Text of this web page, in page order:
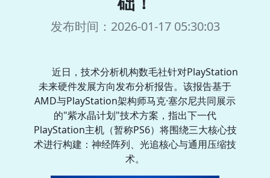
发布时间：2026-01-17 05:30:03
近日，技术分析机构数毛社针对PlayStation
未来硬件发展方向发布分析报告。该报告基于
AMD与PlayStation架构师马克·塞尔尼共同展示
的"紫水晶计划"技术方案，指出下一代
PlayStation主机（暂称PS6）将围绕三大核心技
术进行构建：神经阵列、光追核心与通用压缩技
术。